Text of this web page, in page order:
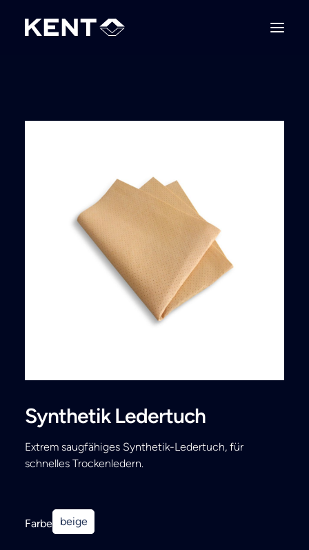
Synthetik Ledertuch
Extrem saugfähiges Synthetik-Ledertuch, für
schnelles Trockenledern.
Farbe beige